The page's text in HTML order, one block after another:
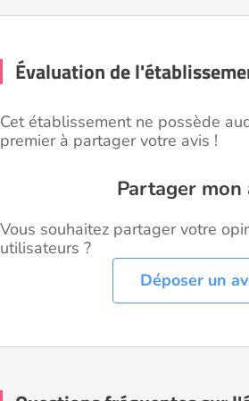
Évaluation de
Cet établissement ne possède
premier à partager votre avis !
Partager mon
Vous souhaitez partager votre
utilisateurs ?
Déposer un